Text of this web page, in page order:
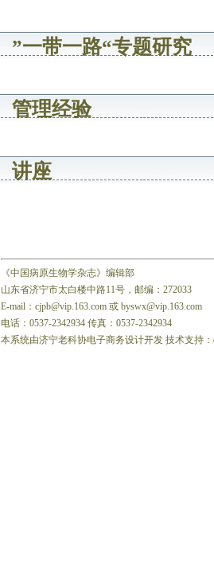
”一带一路“专题研究
管理经验
讲座
《中国病原生物学杂志》编辑部
山东省济宁市太白楼中路11号，邮编：272033
E-mail：cjpb@vip.163.com 或 byswx@vip.163.com
电话：0537-2342934 传真：0537-2342934
本系统由济宁老科协电子商务设计开发 技术支持：